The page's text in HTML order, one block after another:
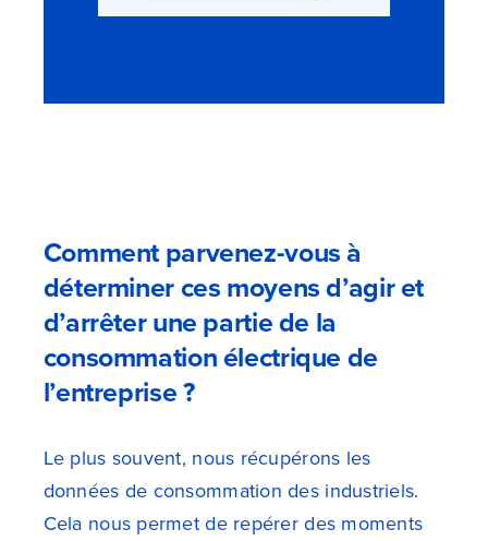
Comment parvenez-vous à
déterminer ces moyens d’agir et
d’arrêter une partie de la
consommation électrique de
l’entreprise ?
Le plus souvent, nous récupérons les
données de consommation des industriels.
Cela nous permet de repérer des moments